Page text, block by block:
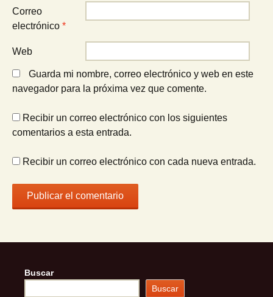
Correo
electrónico *
Web
Guarda mi nombre, correo electrónico y web en este
navegador para la próxima vez que comente.
Recibir un correo electrónico con los siguientes
comentarios a esta entrada.
Recibir un correo electrónico con cada nueva entrada.
Buscar
Buscar